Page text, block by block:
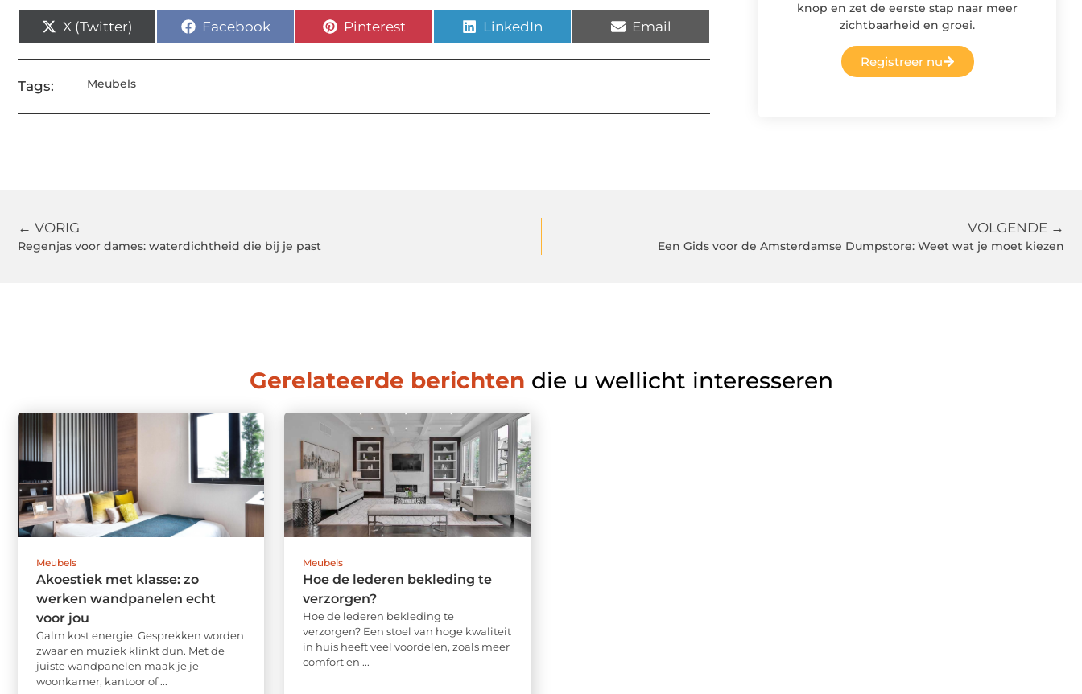
X (Twitter) Facebook Pinterest LinkedIn Email
Tags: Meubels
knop en zet de eerste stap naar meer
zichtbaarheid en groei.
Registreer nu
← VORIG
Regenjas voor dames: waterdichtheid die bij je past
VOLGENDE →
Een Gids voor de Amsterdamse Dumpstore: Weet wat je moet kiezen
Gerelateerde berichten die u wellicht interesseren
Meubels
Akoestiek met klasse: zo
werken wandpanelen echt
voor jou
Galm kost energie. Gesprekken worden
zwaar en muziek klinkt dun. Met de
juiste wandpanelen maak je je
woonkamer, kantoor of ...
Meubels
Hoe de lederen bekleding te
verzorgen?
Hoe de lederen bekleding te
verzorgen? Een stoel van hoge kwaliteit
in huis heeft veel voordelen, zoals meer
comfort en ...